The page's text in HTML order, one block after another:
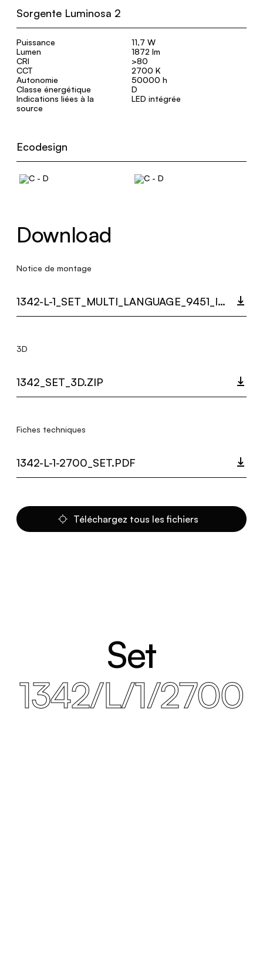
Sorgente Luminosa 2
Puissance
11,7 W
Lumen
1872 lm
CRI
>80
CCT
2700 K
Autonomie
50000 h
Classe énergétique
D
Indications liées à la
source
LED intégrée
Ecodesign
Download
Notice de montage
1342-L-1_SET_MULTI_LANGUAGE_9451_INST.PDF
3D
1342_SET_3D.ZIP
Fiches techniques
1342-L-1-2700_SET.PDF
Téléchargez tous les fichiers
Set
1342/L/1/2700